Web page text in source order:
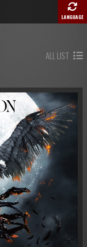
LANGUAGE
ALL LIST